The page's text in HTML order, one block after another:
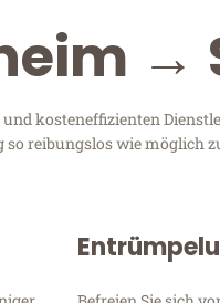
→
kosteneffizienten
reibungslos wie möglich